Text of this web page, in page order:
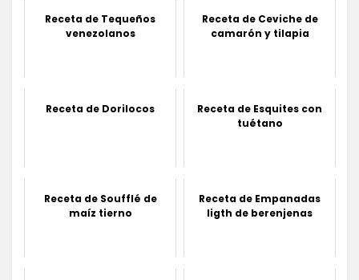
Receta de Tequeños
venezolanos
Receta de Ceviche de
camarón y tilapia
Receta de Dorilocos
Receta de Esquites con
tuétano
Receta de Soufflé de
maíz tierno
Receta de Empanadas
ligth de berenjenas